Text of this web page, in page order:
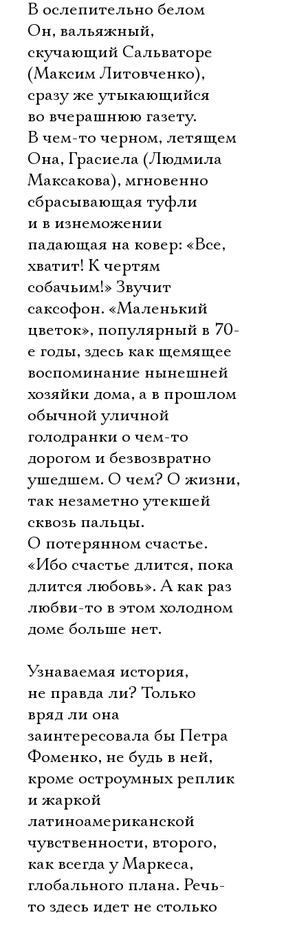
В ослепительно белом 
Он, вальяжный,
скучающий Сальваторе
(Максим Литовченко),
сразу же утыкающийся
во вчерашнюю газету.
В чем-то черном, летящем 
Она, Грасиела (Людмила
Максакова), мгновенно
сбрасывающая туфли
и в изнеможении
падающая на ковер: «Все,
хватит! К чертям
собачьим!» Звучит
саксофон. «Маленький
цветок», популярный в 70-
е годы, здесь как щемящее
воспоминание нынешней
хозяйки дома, а в прошлом
обычной уличной
голодранки о чем-то
дорогом и безвозвратно
ушедшем. О чем? О жизни,
так незаметно утекшей
сквозь пальцы.
О потерянном счастье.
«Ибо счастье длится, пока
длится любовь». А как раз
любви-то в этом холодном
доме больше нет.
Узнаваемая история,
не правда ли? Только
вряд ли она
заинтересовала бы Петра
Фоменко, не будь в ней,
кроме остроумных реплик
и жаркой
латиноамериканской
чувственности, второго,
как всегда у Маркеса,
глобального плана. Речь-
то здесь идет не столько